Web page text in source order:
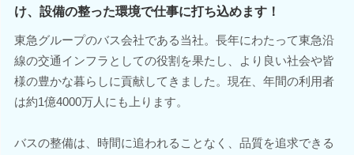
け、設備の整った環境で仕事に打ち込めます！
東急グループのバス会社である当社。長年にわたって東急沿
線の交通インフラとしての役割を果たし、より良い社会や皆
様の豊かな暮らしに貢献してきました。現在、年間の利用者
は約1億4000万人にも上ります。
バスの整備は、時間に追われることなく、品質を追求できる